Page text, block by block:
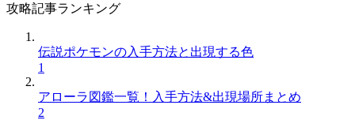
攻略記事ランキング
伝説ポケモンの入手方法と出現する色
1
アローラ図鑑一覧！入手方法&出現場所まとめ
2